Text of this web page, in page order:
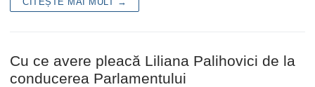
Cu ce avere pleacă Liliana Palihovici de la
conducerea Parlamentului